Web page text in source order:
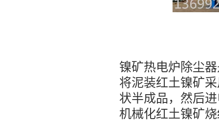
镍矿热电炉除尘
将泥装红土镍矿
状半成品，然后
机械化红土镍矿